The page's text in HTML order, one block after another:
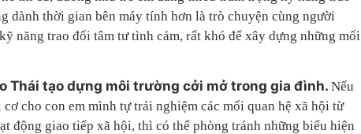
dành thời gian bên máy tính hơn là trò chuyện cùng người
năng trao đổi tâm tư tình cảm, rất khó để xây dựng những mối
Thái tạo dựng môi trường cởi mở trong gia đình. Nếu
cho con em mình tự trải nghiệm các mối quan hệ xã hội từ
động giao tiếp xã hội, thì có thể phòng tránh những biểu hiện